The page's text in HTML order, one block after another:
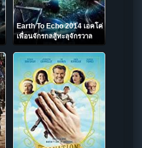
Earth To Echo 2014 เอคโค่
เพื่อนจักรกลสู้ทะลุจักรวาล